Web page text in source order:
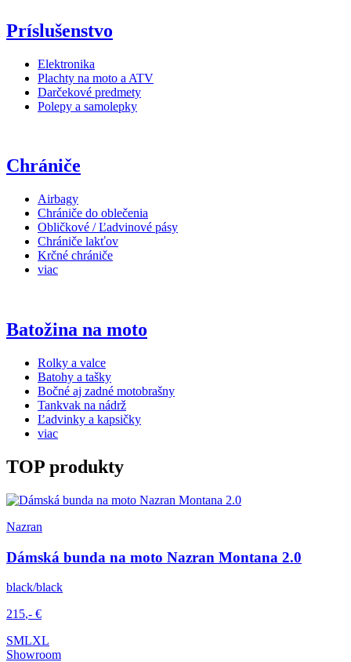
Príslušenstvo
Elektronika
Plachty na moto a ATV
Darčekové predmety
Polepy a samolepky
Chrániče
Airbagy
Chrániče do oblečenia
Obličkové / Ľadvinové pásy
Chrániče lakťov
Krčné chrániče
viac
Batožina na moto
Rolky a valce
Batohy a tašky
Bočné aj zadné motobrašny
Tankvak na nádrž
Ľadvinky a kapsičky
viac
TOP produkty
Nazran
Dámská bunda na moto Nazran Montana 2.0
black/black
215,- €
SMLXL
Showroom